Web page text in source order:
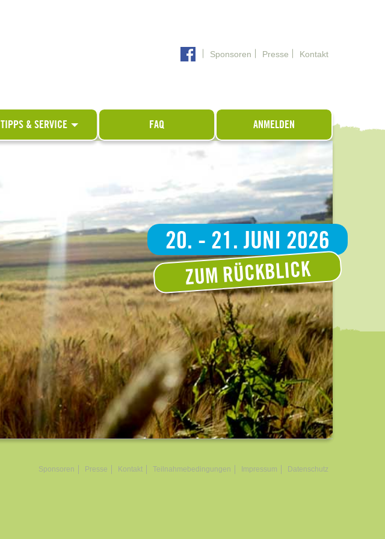
Sponsoren Presse Kontakt
TIPPS & SERVICE FAQ ANMELDEN
20. - 21. JUNI 2026
ZUM RÜCKBLICK
Sponsoren Presse Kontakt Teilnahmebedingungen Impressum Datenschutz